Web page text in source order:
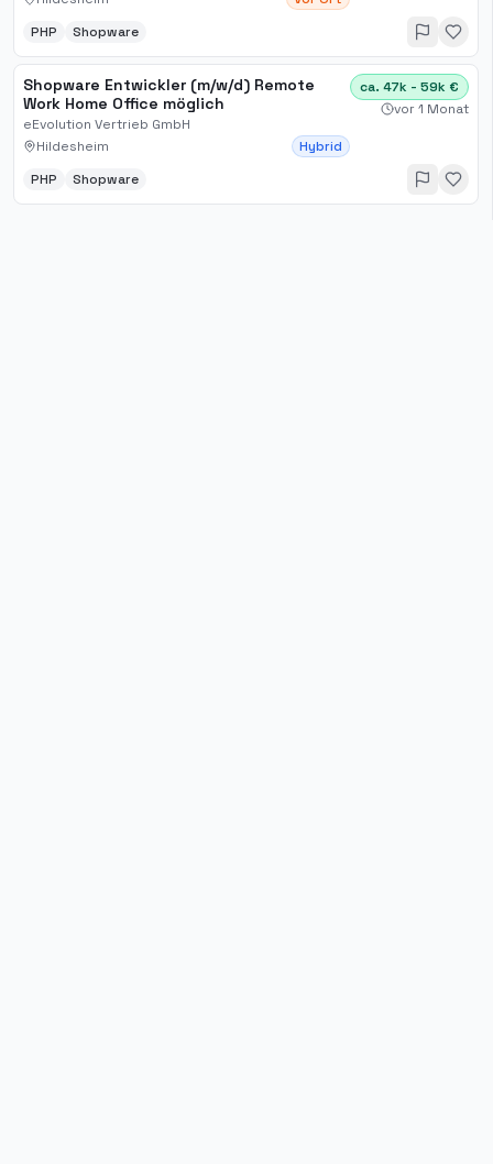
PHP Shopware
Shopware Entwickler (m/w/d) Remote
Work Home Office möglich
eEvolution Vertrieb GmbH
Hildesheim
Hybrid
ca. 47k - 59k €
vor 1 Monat
PHP Shopware